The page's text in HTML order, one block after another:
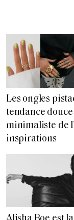
Les ongles
tendance douce
minimaliste de
inspirations